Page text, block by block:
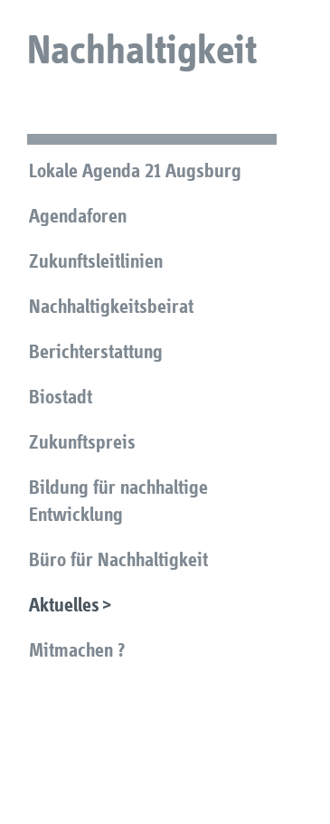
Nachhaltigkeit
Lokale Agenda 21 Augsburg
Agendaforen
Zukunftsleitlinien
Nachhaltigkeitsbeirat
Berichterstattung
Biostadt
Zukunftspreis
Bildung für nachhaltige
Entwicklung
Büro für Nachhaltigkeit
Aktuelles
Mitmachen ?